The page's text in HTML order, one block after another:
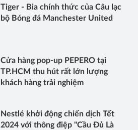
Tiger - Bia chính thức của Câu lạc
bộ Bóng đá Manchester United
Cửa hàng pop-up PEPERO tại
TP.HCM thu hút rất lớn lượng
khách hàng trải nghiệm
Nestlé khởi động chiến dịch Tết
2024 với thông điệp "Cầu Đủ Là